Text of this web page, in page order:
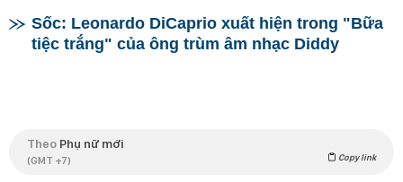
Sốc: Leonardo DiCaprio xuất hiện trong "Bữa
tiệc trắng" của ông trùm âm nhạc Diddy
Theo Phụ nữ mới
(GMT +7) Copy link